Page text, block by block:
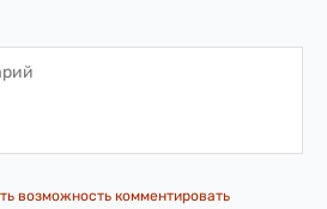
возможность комментировать